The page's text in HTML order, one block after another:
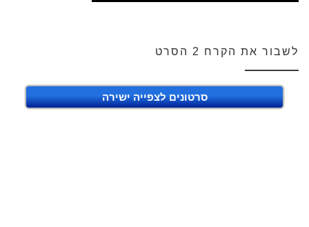
לשבור את הקרח 2 הסרט
סרטונים לצפייה ישירה